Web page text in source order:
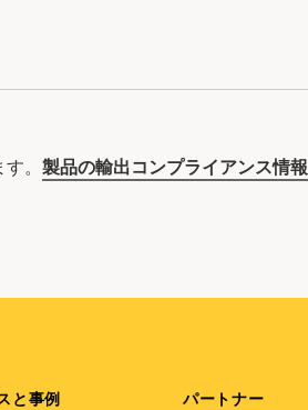
。 製品の輸出コンプライアンス情報
と事例 パートナー